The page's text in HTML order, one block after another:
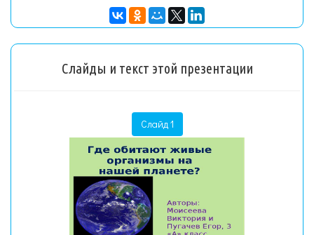
Слайды и текст этой презентации
Слайд 1